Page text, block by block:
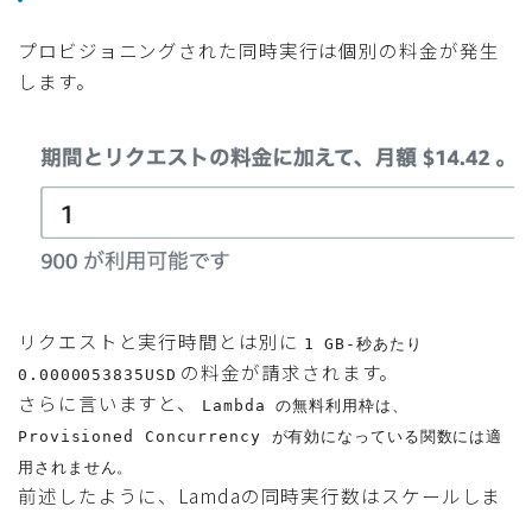
プロビジョニングされた同時実行は個別の料金が発生
します。
リクエストと実行時間とは別に 1 GB-秒あたり
0.0000053835USD の料金が請求されます。
さらに言いますと、
Lambda の無料利用枠は、
Provisioned Concurrency が有効になっている関数には適
用されません。
前述したように、Lamdaの同時実行数はスケールしま